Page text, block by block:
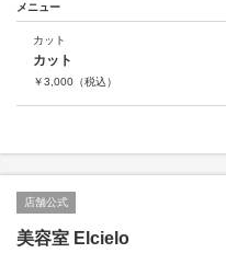
メニュー
カット
カット
￥3,000 （税込）
店舗公式
美容室 Elcielo